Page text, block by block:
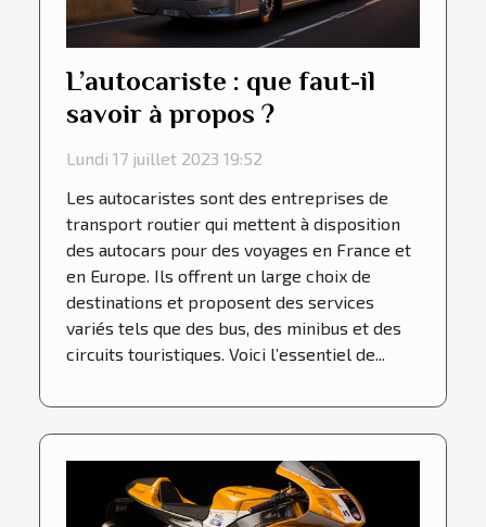
L’autocariste : que faut-il
savoir à propos ?
Lundi 17 juillet 2023 19:52
Les autocaristes sont des entreprises de
transport routier qui mettent à disposition
des autocars pour des voyages en France et
en Europe. Ils offrent un large choix de
destinations et proposent des services
variés tels que des bus, des minibus et des
circuits touristiques. Voici l’essentiel de...